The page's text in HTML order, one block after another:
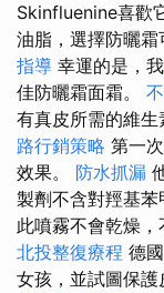
Skinfluenine喜歡
油脂，選擇防曬霜
指導 幸運的是，
佳防曬霜面霜。
有真皮所需的維生
路行銷策略 第一
效果。 防水抓漏
製劑不含對羥基
此噴霧不會乾燥，
北投整復療程 德
女孩，並試圖保護